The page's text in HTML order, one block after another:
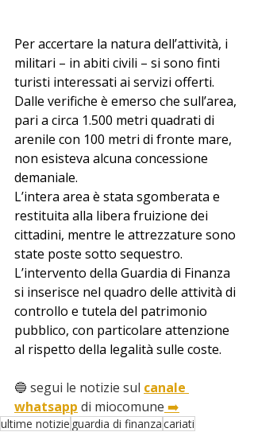
Per accertare la natura dell’attività, i
militari – in abiti civili – si sono finti
turisti interessati ai servizi offerti.
Dalle verifiche è emerso che sull’area,
pari a circa 1.500 metri quadrati di
arenile con 100 metri di fronte mare,
non esisteva alcuna concessione
demaniale.
L’intera area è stata sgomberata e
restituita alla libera fruizione dei
cittadini, mentre le attrezzature sono
state poste sotto sequestro.
L’intervento della Guardia di Finanza
si inserisce nel quadro delle attività di
controllo e tutela del patrimonio
pubblico, con particolare attenzione
al rispetto della legalità sulle coste.
🔵 segui le notizie sul canale
whatsapp di miocomune ➡️
ultime notizie guardia di finanzacariati